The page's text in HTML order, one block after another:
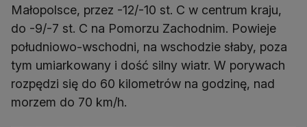
Małopolsce, przez -12/-10 st. C w centrum kraju,
do -9/-7 st. C na Pomorzu Zachodnim. Powieje
południowo-wschodni, na wschodzie słaby, poza
tym umiarkowany i dość silny wiatr. W porywach
rozpędzi się do 60 kilometrów na godzinę, nad
morzem do 70 km/h.